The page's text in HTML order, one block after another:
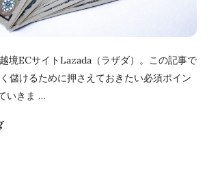
境ECサイトLazada（ラザダ）。この記事で
儲けるために押さえておきたい必須ポイン
いきま …